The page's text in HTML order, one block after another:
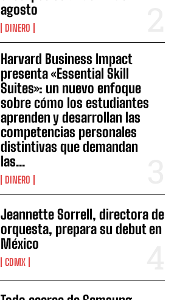
agosto
DINERO
Harvard Business Impact
presenta «Essential Skill
Suites»: un nuevo enfoque
sobre cómo los estudiantes
aprenden y desarrollan las
competencias personales
distintivas que demandan
las...
DINERO
Jeannette Sorrell, directora de
orquesta, prepara su debut en
México
CDMX